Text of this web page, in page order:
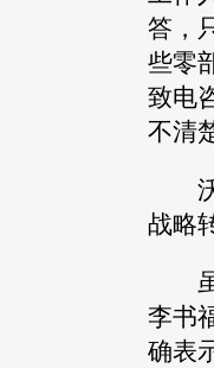
答，
些零
致电
不清
战略
虽
李书
确表